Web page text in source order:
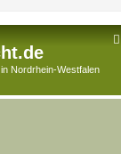
Nordrhein-Westfalen